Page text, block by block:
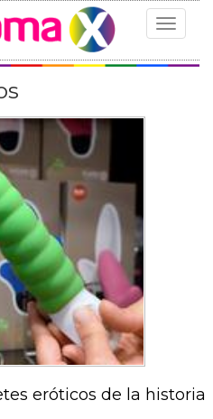
Toggle
eróticos de la historia